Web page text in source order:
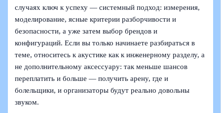
случаях ключ к успеху — системный подход: измерения,
моделирование, ясные критерии разборчивости и
безопасности, а уже затем выбор брендов и
конфигураций. Если вы только начинаете разбираться в
теме, относитесь к акустике как к инженерному разделу, а
не дополнительному аксессуару: так меньше шансов
переплатить и больше — получить арену, где и
болельщики, и организаторы будут реально довольны
звуком.